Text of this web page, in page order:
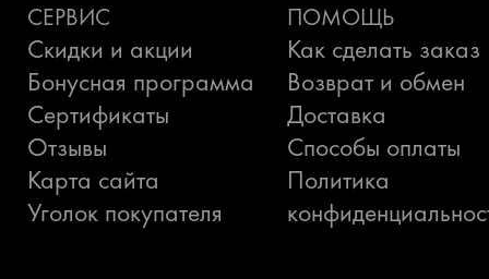
СЕРВИС
Скидки и акции
Бонусная программа
Сертификаты
Отзывы
Карта сайта
Уголок покупателя
ПОМОЩЬ
Как сделать заказ
Возврат и обмен
Доставка
Способы оплаты
Политика